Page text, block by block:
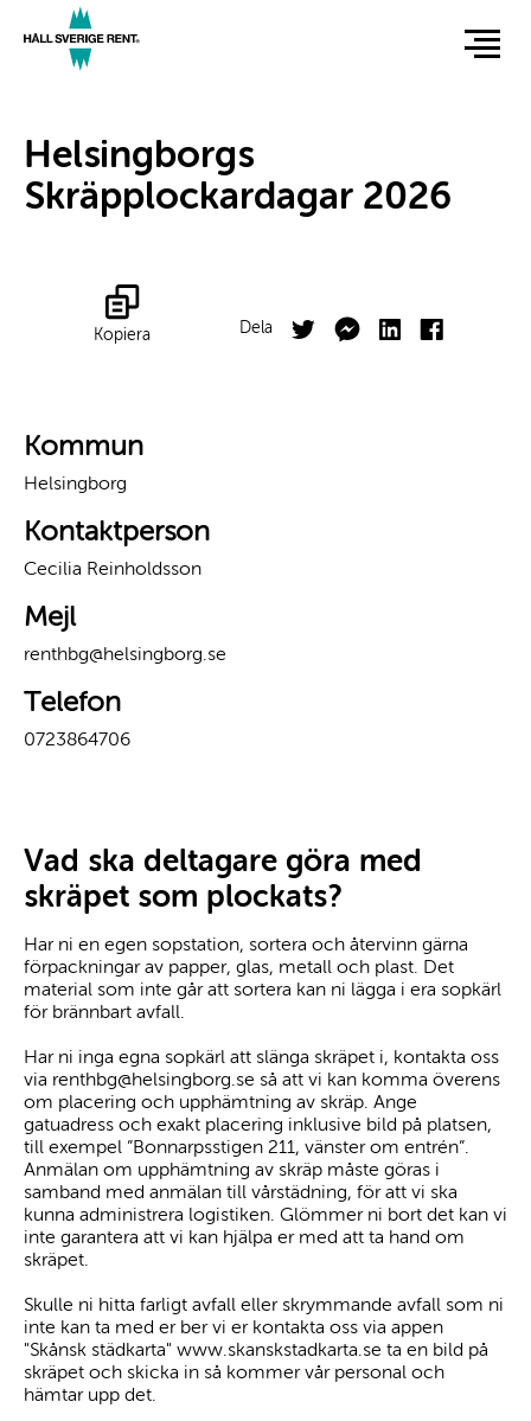
huvudinnehåll
Helsingborgs
Skräpplockardagar 2026
Kommun
Helsingborg
Kontaktperson
Cecilia Reinholdsson
Mejl
renthbg@helsingborg.se
Telefon
0723864706
Kopiera Dela
Vad ska deltagare göra med
skräpet som plockats?
Har ni en egen sopstation, sortera och återvinn gärna
förpackningar av papper, glas, metall och plast. Det
material som inte går att sortera kan ni lägga i era sopkärl
för brännbart avfall.
Har ni inga egna sopkärl att slänga skräpet i, kontakta oss
via renthbg@helsingborg.se så att vi kan komma överens
om placering och upphämtning av skräp. Ange
gatuadress och exakt placering inklusive bild på platsen,
till exempel ”Bonnarpsstigen 211, vänster om entrén”.
Anmälan om upphämtning av skräp måste göras i
samband med anmälan till vårstädning, för att vi ska
kunna administrera logistiken. Glömmer ni bort det kan vi
inte garantera att vi kan hjälpa er med att ta hand om
skräpet.
Skulle ni hitta farligt avfall eller skrymmande avfall som ni
inte kan ta med er ber vi er kontakta oss via appen
"Skånsk städkarta" www.skanskstadkarta.se ta en bild på
skräpet och skicka in så kommer vår personal och
hämtar upp det.